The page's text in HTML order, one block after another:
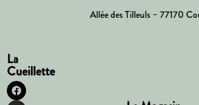
Allée des Tilleuls – 77170
La
Cueillette